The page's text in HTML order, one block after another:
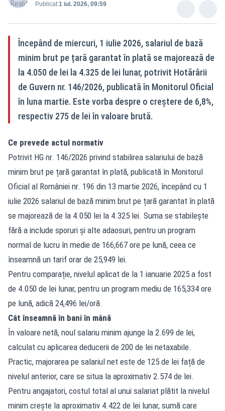
Publicat:1 iul. 2026, 09:59
Începând de miercuri, 1 iulie 2026, salariul de bază
minim brut pe țară garantat în plată se majorează de
la 4.050 de lei la 4.325 de lei lunar, potrivit Hotărârii
de Guvern nr. 146/2026, publicată în Monitorul Oficial
în luna martie. Este vorba despre o creștere de 6,8%,
respectiv 275 de lei în valoare brută.
Ce prevede actul normativ
Potrivit HG nr. 146/2026 privind stabilirea salariului de bază
minim brut pe țară garantat în plată, publicată în Monitorul
Oficial al României nr. 196 din 13 martie 2026, începând cu 1
iulie 2026 salariul de bază minim brut pe țară garantat în plată
se majorează de la 4.050 lei la 4.325 lei. Suma se stabilește
fără a include sporuri și alte adaosuri, pentru un program
normal de lucru în medie de 166,667 ore pe lună, ceea ce
înseamnă un tarif orar de 25,949 lei.
Pentru comparație, nivelul aplicat de la 1 ianuarie 2025 a fost
de 4.050 de lei lunar, pentru un program mediu de 165,334 ore
pe lună, adică 24,496 lei/oră.
Cât înseamnă în bani în mână
În valoare netă, noul salariu minim ajunge la 2.699 de lei,
calculat cu aplicarea deducerii de 200 de lei netaxabile.
Practic, majorarea pe salariul net este de 125 de lei față de
nivelul anterior, care se situa la aproximativ 2.574 de lei.
Pentru angajatori, costul total al unui salariat plătit la nivelul
minim crește la aproximativ 4.422 de lei lunar, sumă care